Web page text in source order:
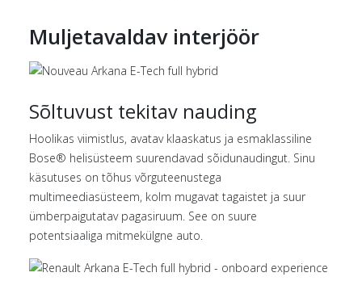
Muljetavaldav interjöör
Sõltuvust tekitav nauding
Hoolikas viimistlus, avatav klaaskatus ja esmaklassiline
Bose® helisüsteem suurendavad sõidunaudingut. Sinu
käsutuses on tõhus võrguteenustega
multimeediasüsteem, kolm mugavat tagaistet ja suur
ümberpaigutatav pagasiruum. See on suure
potentsiaaliga mitmekülgne auto.